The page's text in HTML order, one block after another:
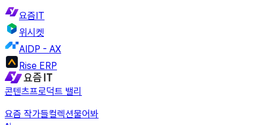
요즘IT
위시켓
AIDP - AX
Rise ERP
콘텐츠프로덕트 밸리
요즘 작가들컬렉션물어봐